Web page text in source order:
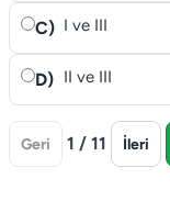
C) I ve III
D) II ve III
Geri 1 / 11 İleri